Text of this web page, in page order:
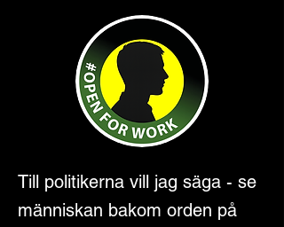
Till politikerna vill jag säga - se
människan bakom orden på